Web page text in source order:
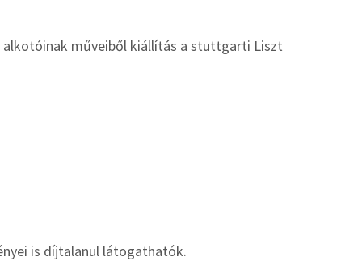
műveiből kiállítás a stuttgarti Liszt
is díjtalanul látogathatók.